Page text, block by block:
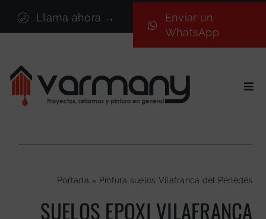
contenido
Llama ahora →
Enviar un
WhatsApp
Sectores
Proyectos
Nosotros
Portada » Pintura suelos Vilafranca del Penedès
SUELOS EPOXI VILAFRANCA